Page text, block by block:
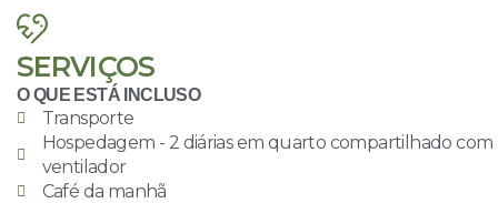
SERVIÇOS
O QUE ESTÁ INCLUSO
Transporte
Hospedagem - 2 diárias em quarto compartilhado com
ventilador
Café da manhã